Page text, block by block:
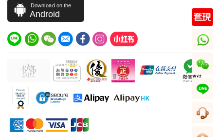
Download on the
Android
whatsapp